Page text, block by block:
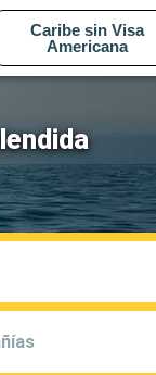
Caribe sin Visa
Americana